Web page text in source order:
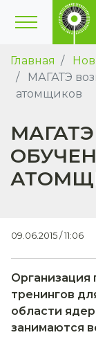
Главная
МАГАТЭ
атомщиков
09.06.2015 / 11:06
тренингов
области
занимаются